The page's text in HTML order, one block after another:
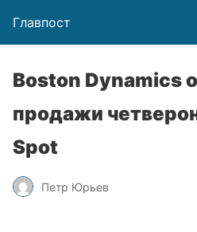
Главпост
Boston Dynamics
продажи
Spot
Петр Юрьев